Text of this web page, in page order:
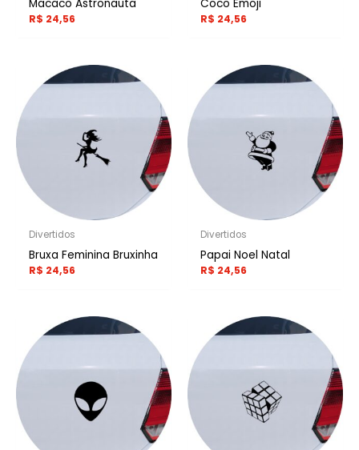
Macaco Astronauta
R$ 24,56
Coco Emoji
R$ 24,56
Divertidos
Bruxa Feminina Bruxinha
R$ 24,56
Divertidos
Papai Noel Natal
R$ 24,56